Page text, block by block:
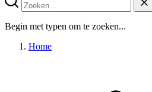
Begin met typen om te zoeken...
Home